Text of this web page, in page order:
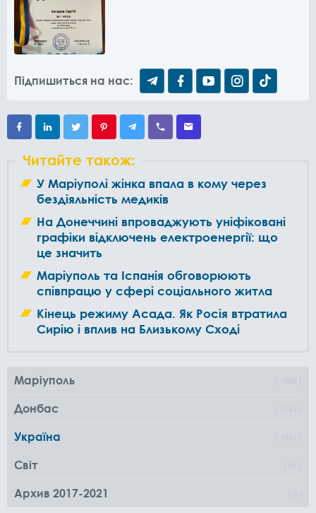
Підпишиться на нас:
Читайте також:
У Маріуполі жінка впала в кому через
бездіяльність медиків
На Донеччині впроваджують уніфіковані
графіки відключень електроенергії: що
це значить
Маріуполь та Іспанія обговорюють
співпрацю у сфері соціального житла
Кінець режиму Асада. Як Росія втратила
Сирію і вплив на Близькому Сході
Маріуполь
Донбас
Україна
Світ
Архив 2017-2021